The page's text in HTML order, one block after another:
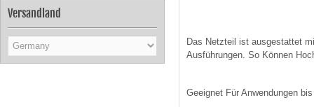
Versandland
Das Netzteil ist ausgestattet
Ausführungen. So Können
Geeignet Für Anwendungen